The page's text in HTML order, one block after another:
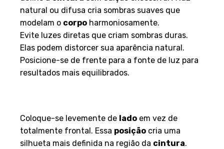
natural ou difusa cria sombras suaves que
modelam o corpo harmoniosamente.
Evite luzes diretas que criam sombras duras.
Elas podem distorcer sua aparência natural.
Posicione-se de frente para a fonte de luz para
resultados mais equilibrados.
Coloque-se levemente de lado em vez de
totalmente frontal. Essa posição cria uma
silhueta mais definida na região da cintura.